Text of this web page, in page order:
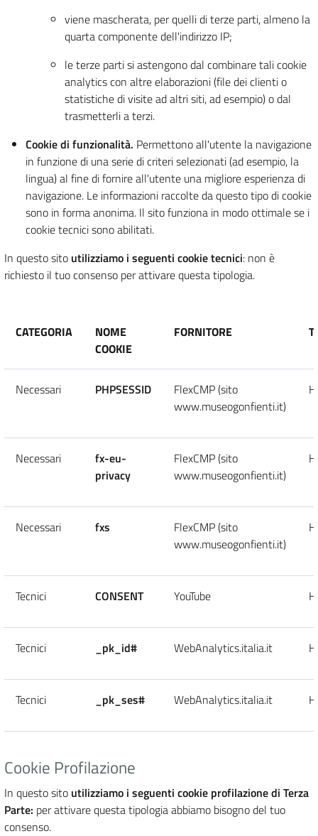
viene mascherata, per quelli di terze parti, almeno la
quarta componente dell'indirizzo IP;
le terze parti si astengono dal combinare tali cookie
analytics con altre elaborazioni (file dei clienti o
statistiche di visite ad altri siti, ad esempio) o dal
trasmetterli a terzi.
Cookie di funzionalità. Permettono all'utente la navigazione
in funzione di una serie di criteri selezionati (ad esempio, la
lingua) al fine di fornire all'utente una migliore esperienza di
navigazione. Le informazioni raccolte da questo tipo di cookie
sono in forma anonima. Il sito funziona in modo ottimale se i
cookie tecnici sono abilitati.
In questo sito utilizziamo i seguenti cookie tecnici: non è
richiesto il tuo consenso per attivare questa tipologia.
CATEGORIA
NOME
COOKIE
FORNITORE
Necessari PHPSESSID
FlexCMP (sito
www.museogonfienti.it)
Necessari
fx-eu-
privacy
FlexCMP (sito
www.museogonfienti.it)
Necessari fxs
FlexCMP (sito
www.museogonfienti.it)
Tecnici CONSENT YouTube
Tecnici _pk_id# WebAnalytics.italia.it
Tecnici _pk_ses# WebAnalytics.italia.it
Cookie Profilazione
In questo sito utilizziamo i seguenti cookie profilazione di Terza
Parte: per attivare questa tipologia abbiamo bisogno del tuo
consenso.